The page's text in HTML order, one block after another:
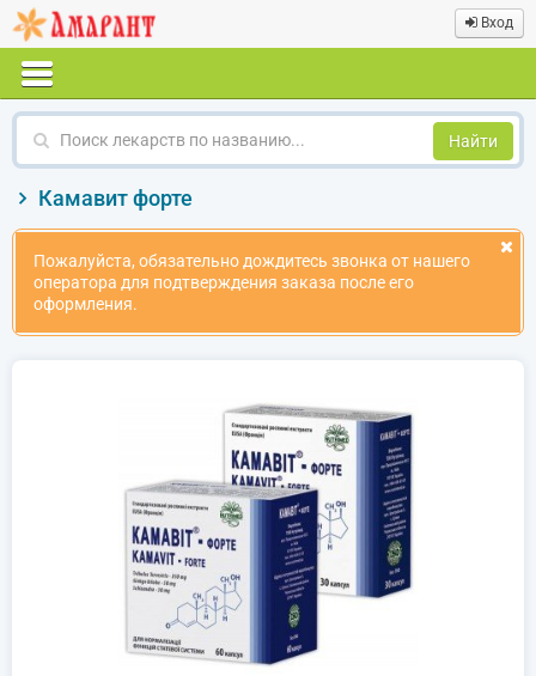
Вход
Поиск
названию
Камавит форте
Пожалуйста, обязательно дождитесь звонка от нашего
оператора для подтверждения заказа после его
оформления.